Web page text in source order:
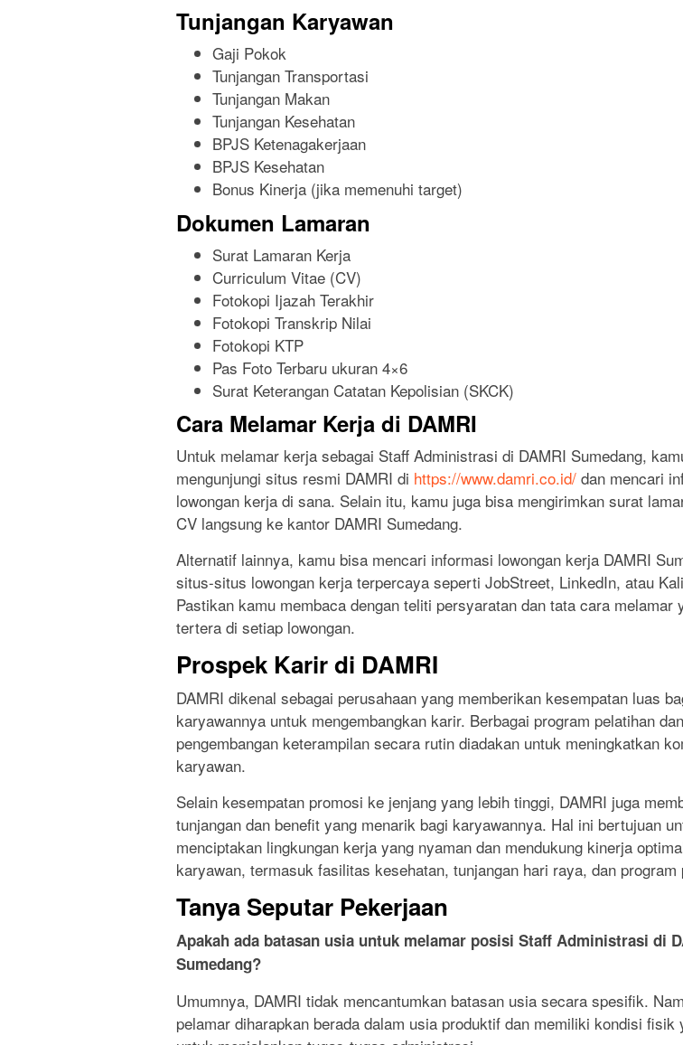
Tunjangan Karyawan
Gaji Pokok
Tunjangan Transportasi
Tunjangan Makan
Tunjangan Kesehatan
BPJS Ketenagakerjaan
BPJS Kesehatan
Bonus Kinerja (jika memenuhi target)
Dokumen Lamaran
Surat Lamaran Kerja
Curriculum Vitae (CV)
Fotokopi Ijazah Terakhir
Fotokopi Transkrip Nilai
Fotokopi KTP
Pas Foto Terbaru ukuran 4×6
Surat Keterangan Catatan Kepolisian (SKCK)
Cara Melamar Kerja di DAMRI
Untuk melamar kerja sebagai Staff Administrasi di DAMRI Sumedang,
mengunjungi situs resmi DAMRI di https://www.damri.co.id/ dan mencari
lowongan kerja di sana. Selain itu, kamu juga bisa mengirimkan surat
CV langsung ke kantor DAMRI Sumedang.
Alternatif lainnya, kamu bisa mencari informasi lowongan kerja DAMRI
situs-situs lowongan kerja terpercaya seperti JobStreet, LinkedIn, atau
Pastikan kamu membaca dengan teliti persyaratan dan tata cara melamar
tertera di setiap lowongan.
Prospek Karir di DAMRI
DAMRI dikenal sebagai perusahaan yang memberikan kesempatan luas
karyawannya untuk mengembangkan karir. Berbagai program pelatihan dan
pengembangan keterampilan secara rutin diadakan untuk meningkatkan
karyawan.
Selain kesempatan promosi ke jenjang yang lebih tinggi, DAMRI juga
tunjangan dan benefit yang menarik bagi karyawannya. Hal ini bertujuan
menciptakan lingkungan kerja yang nyaman dan mendukung kinerja
karyawan, termasuk fasilitas kesehatan, tunjangan hari raya, dan program
Tanya Seputar Pekerjaan
Apakah ada batasan usia untuk melamar posisi Staff Administrasi di
Sumedang?
Umumnya, DAMRI tidak mencantumkan batasan usia secara spesifik.
pelamar diharapkan berada dalam usia produktif dan memiliki kondisi fisik